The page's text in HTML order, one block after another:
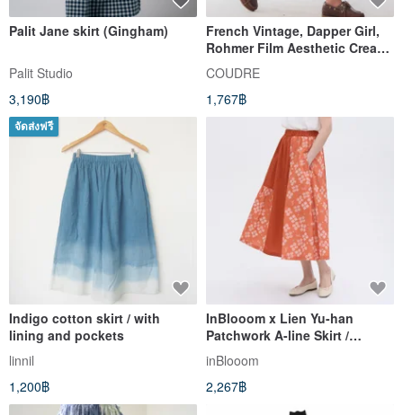
Palit Jane skirt (Gingham)
Palit Studio
3,190฿
French Vintage, Dapper Girl,
Rohmer Film Aesthetic Cream
Yellow Cotton Skirt
COUDRE
1,767฿
จัดส่งฟรี
Indigo cotton skirt / with
lining and pockets
linnil
1,200฿
InBlooom x Lien Yu-han
Patchwork A-line Skirt /
Wildflowers Blooming / Lily
Orange / Muntjac Reading
Room
inBlooom
2,267฿